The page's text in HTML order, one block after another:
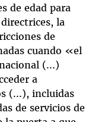
de edad para
la
de
cuando «el
(...)
a
(...), incluidas
de servicios de